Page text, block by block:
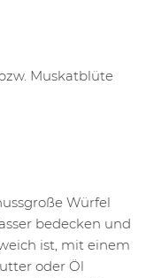
Muskatblüte
Würfel
bedecken und
ist, mit einem
oder Öl